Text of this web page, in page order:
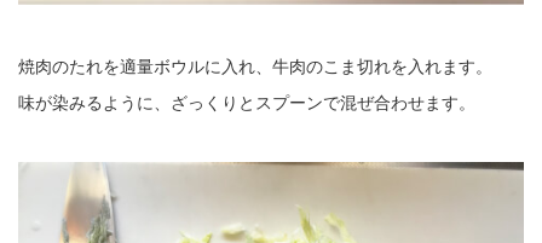
焼肉のたれを適量ボウルに入れ、牛肉のこま切れを入れます。
味が染みるように、ざっくりとスプーンで混ぜ合わせます。